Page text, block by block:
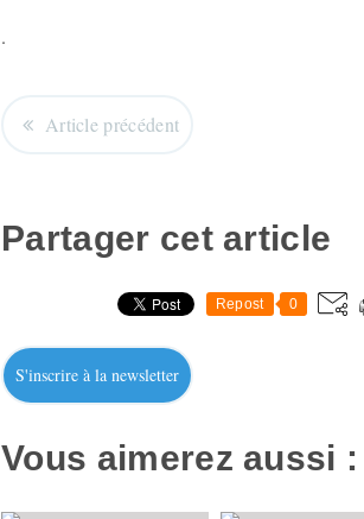
.
Article précédent
Partager cet article
Repost 0
S'inscrire à la newsletter
Vous aimerez aussi :